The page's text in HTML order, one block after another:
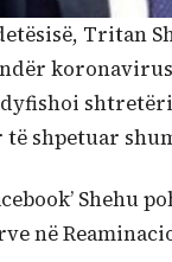
Tritan
të shpetuar
Shehu
në